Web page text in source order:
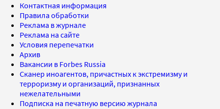
Контактная информация
Правила обработки
Реклама в журнале
Реклама на сайте
Условия перепечатки
Архив
Вакансии в Forbes Russia
Сканер иноагентов, причастных к экстремизму и
терроризму и организаций, признанных
нежелательными
Подписка на печатную версию журнала